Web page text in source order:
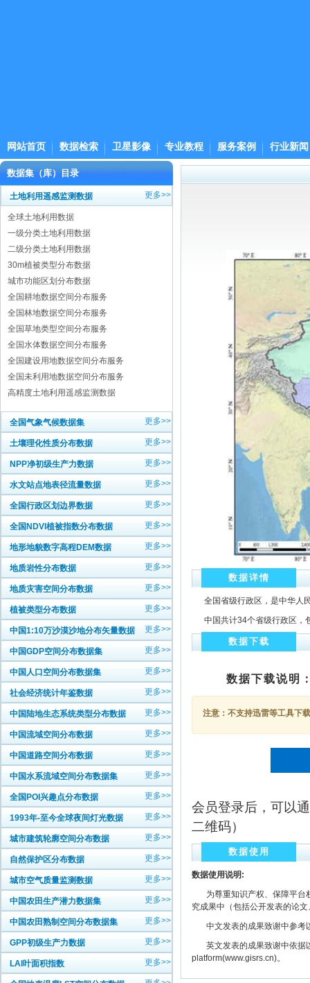
网站首页 数据检索 卫星影像 专业教程 服务案例 行业新闻
数据集（库）目录
土地利用遥感监测数据 更多>>
全球土地利用数据
一级分类土地利用数据
二级分类土地利用数据
30m植被类型分布数据
城市功能区划分布数据
全国耕地数据空间分布服务
全国林地数据空间分布服务
全国草地类型空间分布服务
全国水体数据空间分布服务
全国建设用地数据空间分布服务
全国未利用地数据空间分布服务
高精度土地利用遥感监测数据
全国气象气候数据集 更多>>
土壤理化性质分布数据 更多>>
NPP净初级生产力数据 更多>>
水文站点地表径流量数据 更多>>
全国行政区划边界数据 更多>>
全国NDVI植被指数分布数据 更多>>
地形地貌数字高程DEM数据 更多>>
地质岩性分布数据 更多>>
地质灾害空间分布数据 更多>>
植被类型分布数据 更多>>
中国1:10万沙漠沙地分布矢量数据 更多>>
中国GDP空间分布数据集 更多>>
中国人口空间分布数据集 更多>>
社会经济统计年鉴数据 更多>>
中国陆地生态系统类型分布数据 更多>>
中国流域空间分布数据 更多>>
中国道路空间分布数据 更多>>
中国水系流域空间分布数据集 更多>>
全国POI兴趣点分布数据 更多>>
1993年-至今全球夜间灯光数据 更多>>
城市建筑轮廓空间分布数据 更多>>
自然保护区分布数据 更多>>
城市空气质量监测数据 更多>>
中国农田生产潜力数据集 更多>>
中国农田熟制空间分布数据集 更多>>
GPP初级生产力数据 更多>>
LAI叶面积指数 更多>>
数据详情
全国省级行政区，是中华人
中国共计34个省级行政区，
数据下载
数据下载说明
注意：不支持迅雷等工具下
会员登录后，可以
二维码）
数据使用
数据使用说明:
为尊重知识产权、保障平台
究成果中（包括公开发表的论
中文发表的成果致谢中参考
英文发表的成果致谢中依据
platform(www.gisrs.cn)。